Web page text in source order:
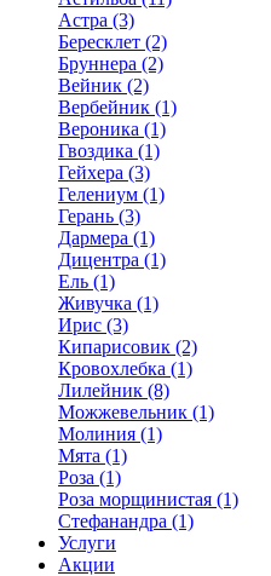
Астра (3)
Бересклет (2)
Бруннера (2)
Вейник (2)
Вербейник (1)
Вероника (1)
Гвоздика (1)
Гейхера (3)
Гелениум (1)
Герань (3)
Дармера (1)
Дицентра (1)
Ель (1)
Живучка (1)
Ирис (3)
Кипарисовик (2)
Кровохлебка (1)
Лилейник (8)
Можжевельник (1)
Молиния (1)
Мята (1)
Роза (1)
Роза морщинистая (1)
Стефанандра (1)
Услуги
Акции